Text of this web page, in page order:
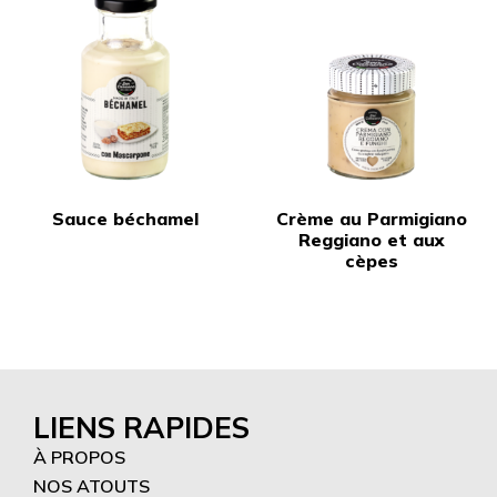
Sauce béchamel
Crème au Parmigiano
Reggiano et aux
cèpes
LIENS RAPIDES
À PROPOS
NOS ATOUTS